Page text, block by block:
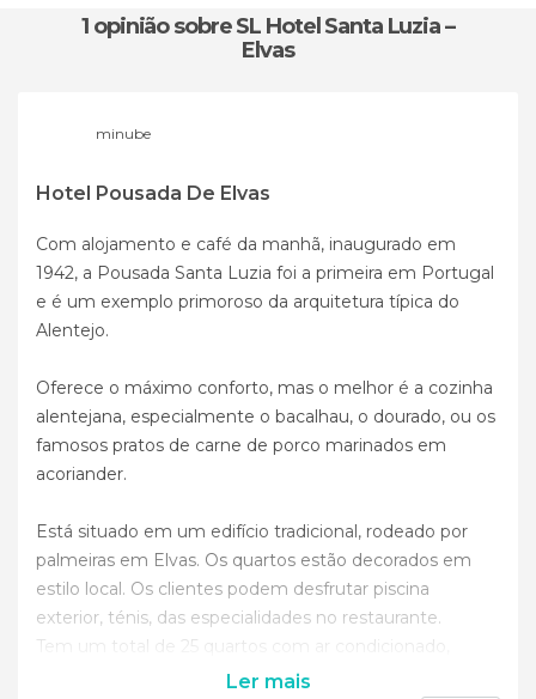
1 opiniãosobre SL Hotel Santa Luzia –
Elvas
minube
Hotel Pousada De Elvas
Com alojamento e café da manhã, inaugurado em
1942, a Pousada Santa Luzia foi a primeira em Portugal
e é um exemplo primoroso da arquitetura típica do
Alentejo.
Oferece o máximo conforto, mas o melhor é a cozinha
alentejana, especialmente o bacalhau, o dourado, ou os
famosos pratos de carne de porco marinados em
acoriander.
Está situado em um edifício tradicional, rodeado por
palmeiras em Elvas. Os quartos estão decorados em
estilo local. Os clientes podem desfrutar piscina
exterior, ténis, das especialidades no restaurante.
Tem um total de 25 quartos com ar condicionado,
Ler mais